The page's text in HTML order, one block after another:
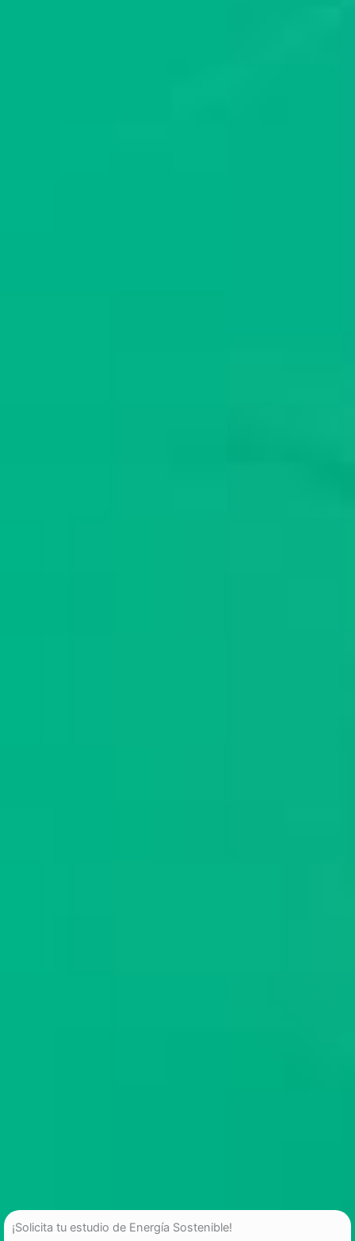
¡Solicita tu estudio de Energía Sostenible!